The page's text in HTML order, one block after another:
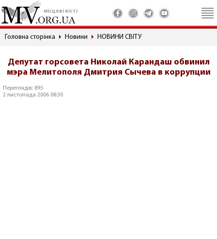
місцеві вісті
Головна сторінка Новини НОВИНИ СВІТУ
Депутат горсовета Николай Карандаш обвинил
мэра Мелитополя Дмитрия Сычева в коррупции
Переглядів: 893
2 листопада 2006 08:30